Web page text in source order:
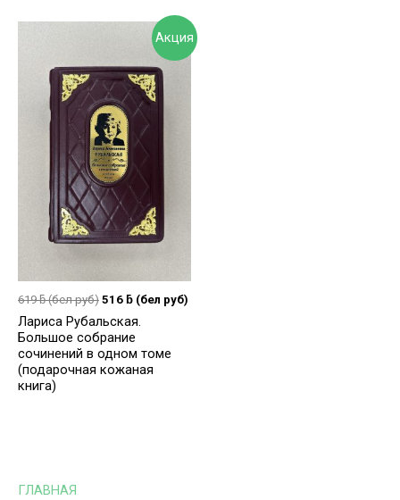
ГЛАВНАЯ
Акция
619ƃ(бел руб) 516 ƃ (бел руб)
Лариса Рубальская.
Большое собрание
сочинений в одном томе
(подарочная кожаная
книга)